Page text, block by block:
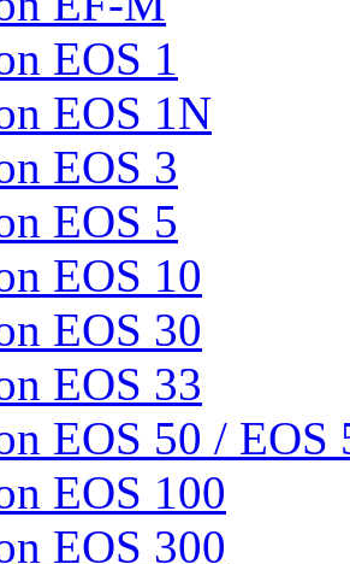
EOS 1
EOS 1N
EOS 3
EOS 5
EOS 10
EOS 30
EOS 33
EOS 50 / EOS
EOS 100
EOS 300